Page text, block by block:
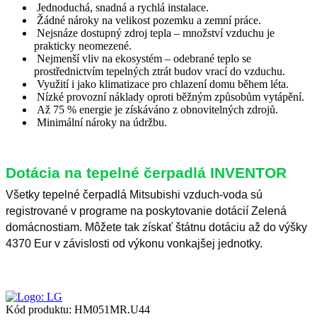
Jednoduchá, snadná a rychlá instalace.
Žádné nároky na velikost pozemku a zemní práce.
Nejsnáze dostupný zdroj tepla – množství vzduchu je
prakticky neomezené.
Nejmenší vliv na ekosystém – odebrané teplo se
prostřednictvím tepelných ztrát budov vrací do vzduchu.
Využití i jako klimatizace pro chlazení domu během léta.
Nízké provozní náklady oproti běžným způsobům vytápění.
Až 75 % energie je získáváno z obnovitelných zdrojů.
Minimální nároky na údržbu.
Dotácia na tepelné čerpadlá INVENTOR
Všetky tepelné čerpadlá Mitsubishi vzduch-voda sú
registrované v programe na poskytovanie dotácií Zelená
domácnostiam. Môžete tak získať štátnu dotáciu až do výšky
4370 Eur v závislosti od výkonu vonkajšej jednotky.
Kód produktu: HM051MR.U44